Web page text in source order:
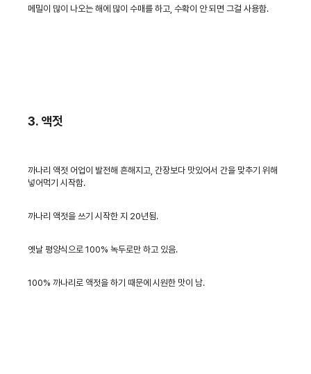
메밀이 많이 나오는 해에 많이 수매를 하고, 수확이 안 되면 그걸 사용함.
3. 액젓
까나리 액젓 어업이 발전해 흔해지고, 간장보다 맛있어서 간을 맞추기 위해
넣어먹기 시작함.
까나리 액젓을 쓰기 시작한 지 20년됨.
옛날 평양식으로 100% 녹두로만 하고 있음.
100% 까나리로 액젓을 하기 때문에 시원한 맛이 남.